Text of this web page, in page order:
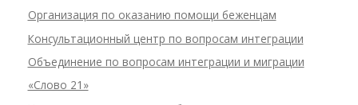
Организация по оказанию помощи беженцам
Консультационный центр по вопросам интеграции
Объединение по вопросам интеграции и миграции
«Слово 21»